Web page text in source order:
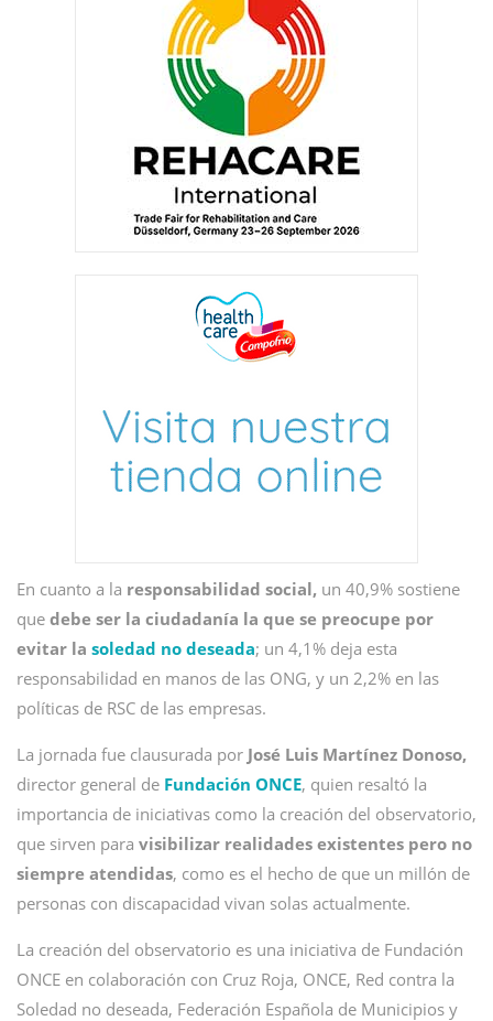
En cuanto a la responsabilidad social, un 40,9% sostiene
que debe ser la ciudadanía la que se preocupe por
evitar la soledad no deseada; un 4,1% deja esta
responsabilidad en manos de las ONG, y un 2,2% en las
políticas de RSC de las empresas.
La jornada fue clausurada por José Luis Martínez Donoso,
director general de Fundación ONCE, quien resaltó la
importancia de iniciativas como la creación del observatorio,
que sirven para visibilizar realidades existentes pero no
siempre atendidas, como es el hecho de que un millón de
personas con discapacidad vivan solas actualmente.
La creación del observatorio es una iniciativa de Fundación
ONCE en colaboración con Cruz Roja, ONCE, Red contra la
Soledad no deseada, Federación Española de Municipios y